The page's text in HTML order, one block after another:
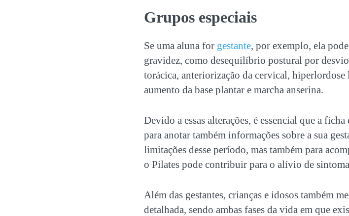
Grupos especiais
Se uma aluna for gestante, por exemplo, ela
gravidez, como desequilíbrio postural por
torácica, anteriorização da cervical,
aumento da base plantar e marcha anserina.
Devido a essas alterações, é essencial que a ficha
para anotar também informações sobre a sua
limitações desse período, mas também para
o Pilates pode contribuir para o alívio de
Além das gestantes, crianças e idosos também
detalhada, sendo ambas fases da vida em que